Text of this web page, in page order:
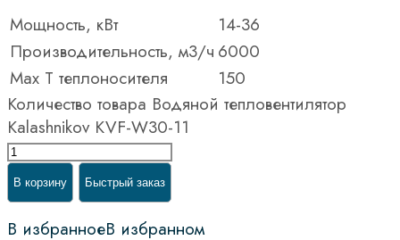
Мощность, кВт
14-36
Производительность, м3/ч 6000
Max T теплоносителя
150
Количество товара Водяной тепловентилятор
Kalashnikov KVF-W30-11
В корзину Быстрый заказ
В избранноеВ избранном